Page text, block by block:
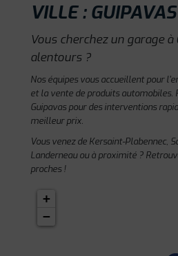
VILLE : GUIPAVAS
Vous cherchez un garage à
alentours ?
Nos équipes vous accueillent pour
et la vente de produits automobiles.
Guipavas pour des interventions
meilleur prix.
Vous venez de Kersaint-Plabennec,
Landerneau ou à proximité ?
proches !
+
−